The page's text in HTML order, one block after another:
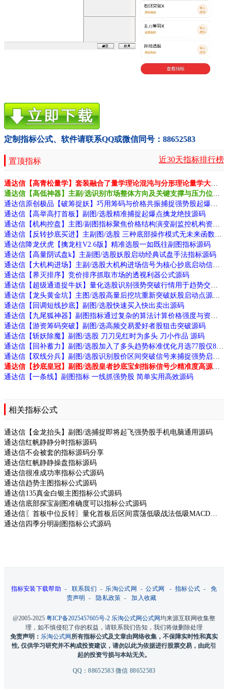
定制指标公式、软件请联系QQ或微信同号：88652583
置顶指标 近30天指标排行榜
通达信【高举高打首板】副图/选股精准捕捉起爆点擒龙绝技源码
通达信降龙伏虎【擒龙柱V2.6版】精准选股一如既往副图指标源码
通达信【高量阴试盘k】主副图/选股妖股启动经典试盘手法指标源码
通达信【界灭排序】竞价排序抓取市场的透视利器公式源码
通达信【回调短线抄底】副图/选股快速买入快出卖出源码
通达信【游资筹码突破】副图/选高频交易爱好者股狙击突破源码
通达信【斩妖除魔】副图/选股 刀刀见红时为多头 刀小作品 源码
通达信【一条线】副图指标 一线抓强势股 简单实用高效源码
相关指标公式
通达信【金龙抬头】副图/选捕捉即将起飞强势股手机电脑通用源码
通达信红帆静静分时指标源码
通达信不会被套的指标源码分享
通达信红帆静静操盘指标源码
通达信很准成功率指标公式源码
通达信趋势主图指标公式源码
通达信135真金白银主图指标公式源码
通达信底部探宝副图准确度可以指标公式源码
通达信四季分明副图指标公式源码
指标安装下载帮助 - 联系我们 - 乐淘公式网 -公式网 -指标公式 -免
责声明 -隐私政策 -加入收藏
@2005-2025 粤ICP备2025457605号-2 乐淘公式网公式网均来源互联网收集整
理，如不慎侵犯了你的权益，请联系我们告知，我们将做删除处理
免责声明： 乐淘公式网所有指标公式及文章由网络收集，不保障实时性和真实
性, 仅供学习研究并不构成投资建议，请勿以此为依据进行股票交易，由此引
起的投资亏损与本站无关。
QQ：88652583 微信 88652583